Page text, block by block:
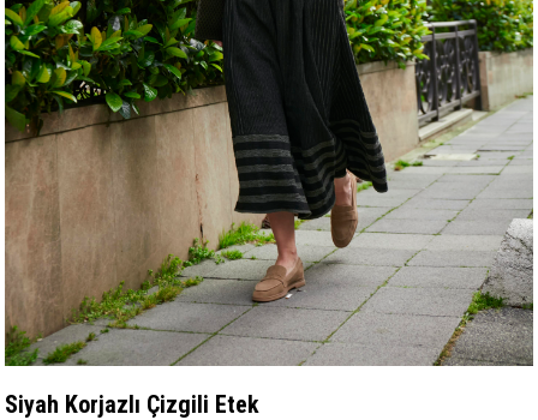
Siyah Korjazlı Çizgili Etek